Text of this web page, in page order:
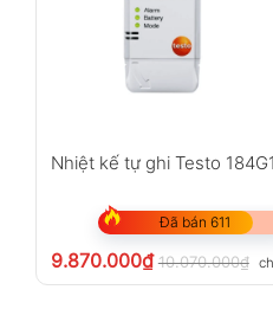
Độ chính xác
Độ phân giải
Datalogging
Tải dữ liệu
Cảm biến độ ẩm
Nhiệt kế tự ghi Testo 184G1
Đã bán 611
9.870.000₫ 10.070.000₫